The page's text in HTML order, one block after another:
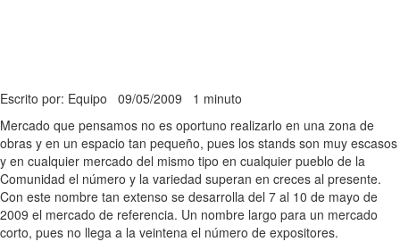
Escrito por: Equipo 09/05/2009 1 minuto
Mercado que pensamos no es oportuno realizarlo en una zona de
obras y en un espacio tan pequeño, pues los stands son muy escasos
y en cualquier mercado del mismo tipo en cualquier pueblo de la
Comunidad el número y la variedad superan en creces al presente.
Con este nombre tan extenso se desarrolla del 7 al 10 de mayo de
2009 el mercado de referencia. Un nombre largo para un mercado
corto, pues no llega a la veintena el número de expositores.